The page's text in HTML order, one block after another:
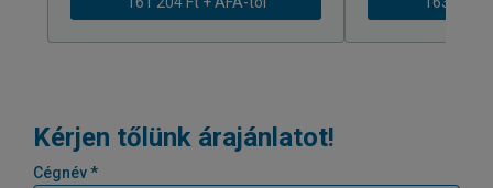
Kérjen tőlünk árajánlatot!
Cégnév *